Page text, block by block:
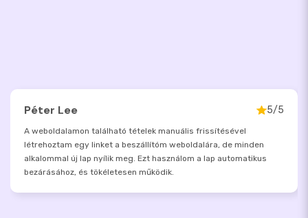
Péter Lee 5/5
A weboldalamon található tételek manuális frissítésével
létrehoztam egy linket a beszállítóm weboldalára, de minden
alkalommal új lap nyílik meg. Ezt használom a lap automatikus
bezárásához, és tökéletesen működik.